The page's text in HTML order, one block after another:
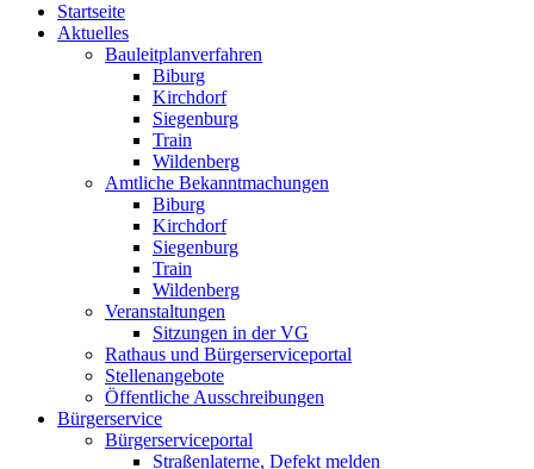
Startseite
Aktuelles
Bauleitplanverfahren
Biburg
Kirchdorf
Siegenburg
Train
Wildenberg
Amtliche Bekanntmachungen
Biburg
Kirchdorf
Siegenburg
Train
Wildenberg
Veranstaltungen
Sitzungen in der VG
Rathaus und Bürgerserviceportal
Stellenangebote
Öffentliche Ausschreibungen
Bürgerservice
Bürgerserviceportal
Straßenlaterne, Defekt melden